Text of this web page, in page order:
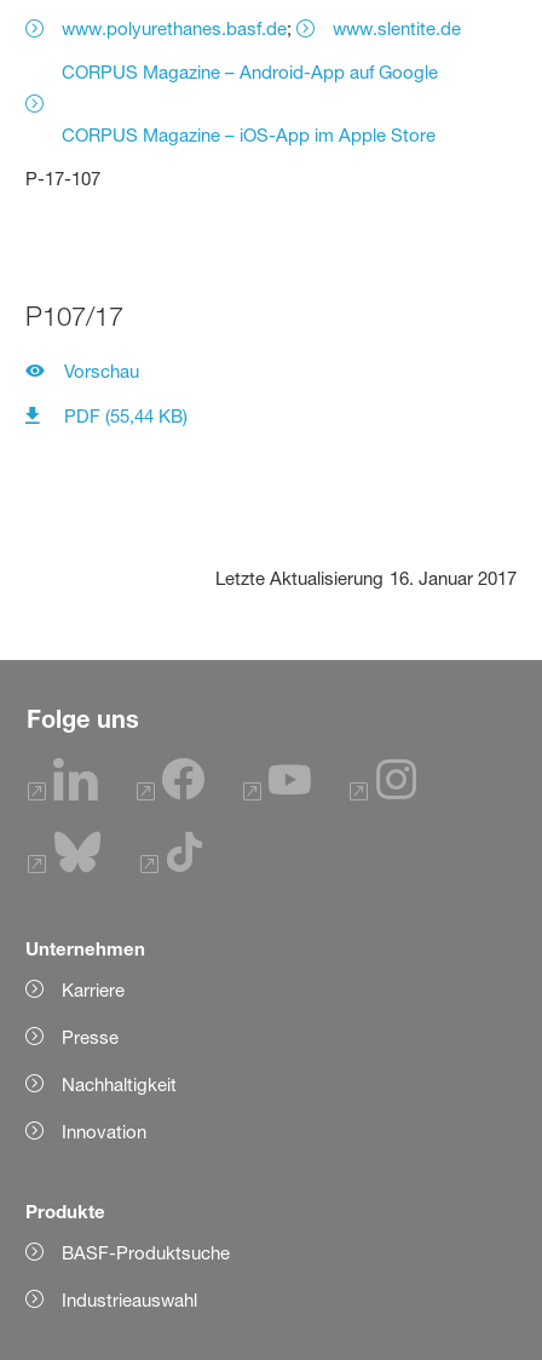
www.polyurethanes.basf.de;
www.slentite.de
CORPUS Magazine – Android-App auf Google
CORPUS Magazine – iOS-App im Apple Store
P-17-107
P107/17
Vorschau
PDF (55,44 KB)
Letzte Aktualisierung 16. Januar 2017
Folge uns
Unternehmen
Karriere
Presse
Nachhaltigkeit
Innovation
Produkte
BASF-Produktsuche
Industrieauswahl